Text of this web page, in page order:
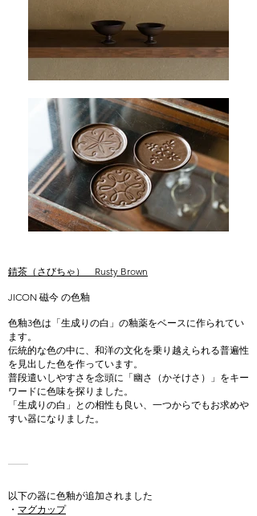
錆茶（さびちゃ） Rusty Brown
JICON 磁今 の色釉
色釉3色は「生成りの白」の釉薬をベースに作られてい
ます。
伝統的な色の中に、和洋の文化を乗り越えられる普遍性
を見出した色を作っています。
普段遣いしやすさを念頭に「幽さ（かそけさ）」をキー
ワードに色味を探りました。
「生成りの白」との相性も良い、一つからでもお求めや
すい器になりました。
以下の器に色釉が追加されました
​・ マグカップ